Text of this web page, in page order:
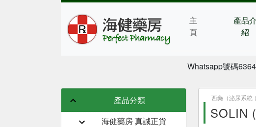
主
頁
產品介
紹
Whatsapp號碼
產品分類
海健藥房 真誠正貨
西藥（泌尿系統
SOLIN